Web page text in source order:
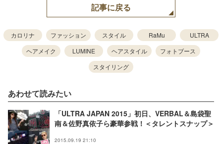
記事に戻る
カロリナ ファッション スタイル RaMu
ULTRA
ヘアメイク
LUMINE ヘアスタイル
フォトブース
スタイリング
あわせて読みたい
「ULTRA JAPAN 2015」初日、VERBAL＆島袋聖
南＆佐野真依子ら豪華参戦！＜タレントスナップ＞
2015.09.19 21:10